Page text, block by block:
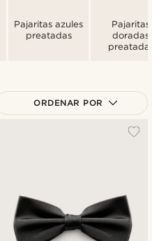
Pajaritas azules
preatadas
Pajaritas
doradas
ORDENAR POR